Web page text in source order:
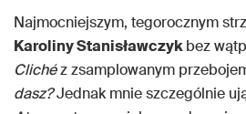
Najmocniejszym, tegorocznym
Karoliny Stanisławczykbez
Clichéz zsamplowanym
dasz?Jednak mnie szczególnie